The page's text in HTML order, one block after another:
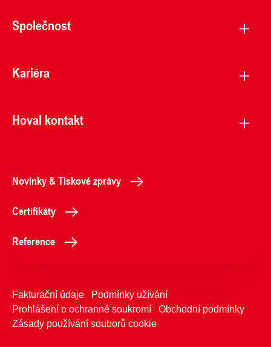
Společnost
Kariéra
Hoval kontakt
Novinky & Tiskové zprávy
Certifikáty
Reference
Fakturační údaje
Podmínky užívání
Prohlášení o ochranně soukromí
Obchodní podmínky
Zásady používání souborů cookie